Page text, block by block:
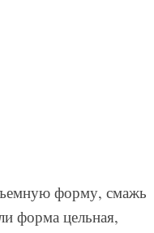
форму, смажь
форма цельная,